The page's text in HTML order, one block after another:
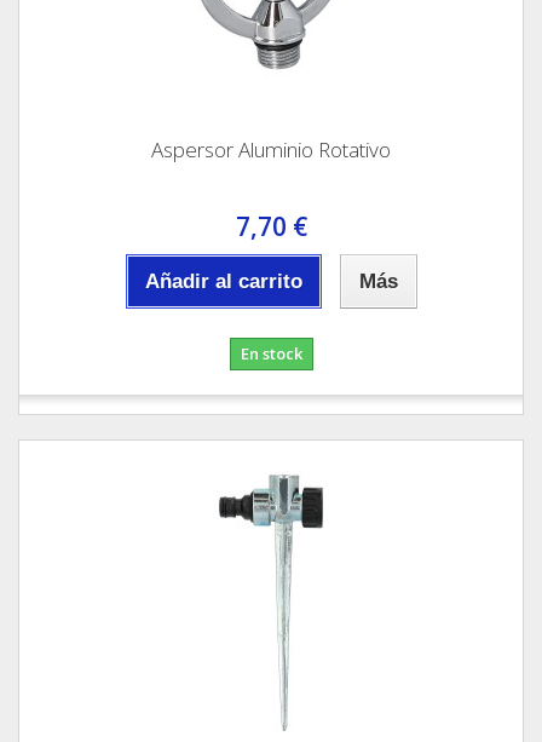
Aspersor Aluminio Rotativo
7,70 €
Añadir al carrito Más
En stock